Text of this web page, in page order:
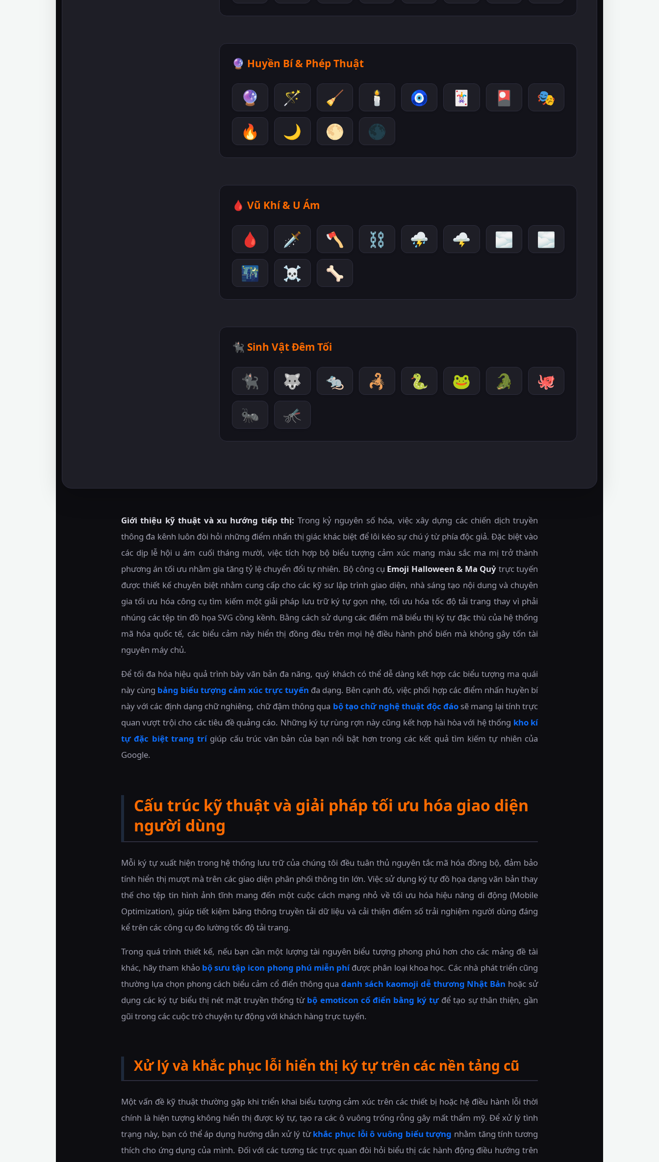
🔮 Huyền Bí & Phép Thuật
🔮 🪄 🧹 🕯️ 🧿 🃏 🎴
🎭
🔥
🌙 🌕 🌑
🩸 Vũ Khí & U Ám
🩸 🗡️ 🪓 ⛓️ ⛈️ 🌩️ 🌫️
🌫️
🌃
☠️ 🦴
🐈‍⬛ Sinh Vật Đêm Tối
🐈‍⬛ 🐺 🐀 🦂 🐍 🐸 🐊
🐙
🐜
🦟
Giới thiệu kỹ thuật và xu hướng tiếp thị: Trong kỷ nguyên số hóa, việc xây dựng các chiến dịch truyền
thông đa kênh luôn đòi hỏi những điểm nhấn thị giác khác biệt để lôi kéo sự chú ý từ phía độc giả. Đặc biệt vào
các dịp lễ hội u ám cuối tháng mười, việc tích hợp bộ biểu tượng cảm xúc mang màu sắc ma mị trở thành
phương án tối ưu nhằm gia tăng tỷ lệ chuyển đổi tự nhiên. Bộ công cụ Emoji Halloween & Ma Quỷ trực tuyến
được thiết kế chuyên biệt nhằm cung cấp cho các kỹ sư lập trình giao diện, nhà sáng tạo nội dung và chuyên
gia tối ưu hóa công cụ tìm kiếm một giải pháp lưu trữ ký tự gọn nhẹ, tối ưu hóa tốc độ tải trang thay vì phải
nhúng các tệp tin đồ họa SVG cồng kềnh. Bằng cách sử dụng các điểm mã biểu thị ký tự đặc thù của hệ thống
mã hóa quốc tế, các biểu cảm này hiển thị đồng đều trên mọi hệ điều hành phổ biến mà không gây tốn tài
nguyên máy chủ.
Để tối đa hóa hiệu quả trình bày văn bản đa năng, quý khách có thể dễ dàng kết hợp các biểu tượng ma quái
này cùng bảng biểu tượng cảm xúc trực tuyến đa dạng. Bên cạnh đó, việc phối hợp các điểm nhấn huyền bí
này với các định dạng chữ nghiêng, chữ đậm thông qua bộ tạo chữ nghệ thuật độc đáosẽ mang lại tính trực
quan vượt trội cho các tiêu đề quảng cáo. Những ký tự rùng rợn này cũng kết hợp hài hòa với hệ thống kho kí
tự đặc biệt trang trígiúp cấu trúc văn bản của bạn nổi bật hơn trong các kết quả tìm kiếm tự nhiên của
Google.
Cấu trúc kỹ thuật và giải pháp tối ưu hóa giao diện
người dùng
Mỗi ký tự xuất hiện trong hệ thống lưu trữ của chúng tôi đều tuân thủ nguyên tắc mã hóa đồng bộ, đảm bảo
tính hiển thị mượt mà trên các giao diện phân phối thông tin lớn. Việc sử dụng ký tự đồ họa dạng văn bản thay
thế cho tệp tin hình ảnh tĩnh mang đến một cuộc cách mạng nhỏ về tối ưu hóa hiệu năng di động (Mobile
Optimization), giúp tiết kiệm băng thông truyền tải dữ liệu và cải thiện điểm số trải nghiệm người dùng đáng
kể trên các công cụ đo lường tốc độ tải trang.
Trong quá trình thiết kế, nếu bạn cần một lượng tài nguyên biểu tượng phong phú hơn cho các mảng đề tài
khác, hãy tham khảo bộ sưu tập icon phong phú miễn phíđược phân loại khoa học. Các nhà phát triển cũng
thường lựa chọn phong cách biểu cảm cổ điển thông quadanh sách kaomoji dễ thương Nhật Bản hoặc sử
dụng các ký tự biểu thị nét mặt truyền thống từ bộ emoticon cổ điển bằng ký tựđể tạo sự thân thiện, gần
gũi trong các cuộc trò chuyện tự động với khách hàng trực tuyến.
Xử lý và khắc phục lỗi hiển thị ký tự trên các nền tảng cũ
Một vấn đề kỹ thuật thường gặp khi triển khai biểu tượng cảm xúc trên các thiết bị hoặc hệ điều hành lỗi thời
chính là hiện tượng không hiển thị được ký tự, tạo ra các ô vuông trống rỗng gây mất thẩm mỹ. Để xử lý tình
trạng này, bạn có thể áp dụng hướng dẫn xử lý từkhắc phục lỗi ô vuông biểu tượng nhằm tăng tính tương
thích cho ứng dụng của mình. Đối với các tương tác trực quan đòi hỏi biểu thị các hành động điều hướng trên